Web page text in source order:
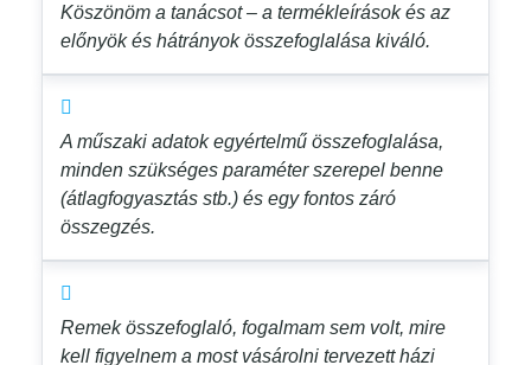
Köszönöm a tanácsot – a termékleírások és az
előnyök és hátrányok összefoglalása kiváló.
A műszaki adatok egyértelmű összefoglalása,
minden szükséges paraméter szerepel benne
(átlagfogyasztás stb.) és egy fontos záró
összegzés.
Remek összefoglaló, fogalmam sem volt, mire
kell figyelnem a most vásárolni tervezett házi